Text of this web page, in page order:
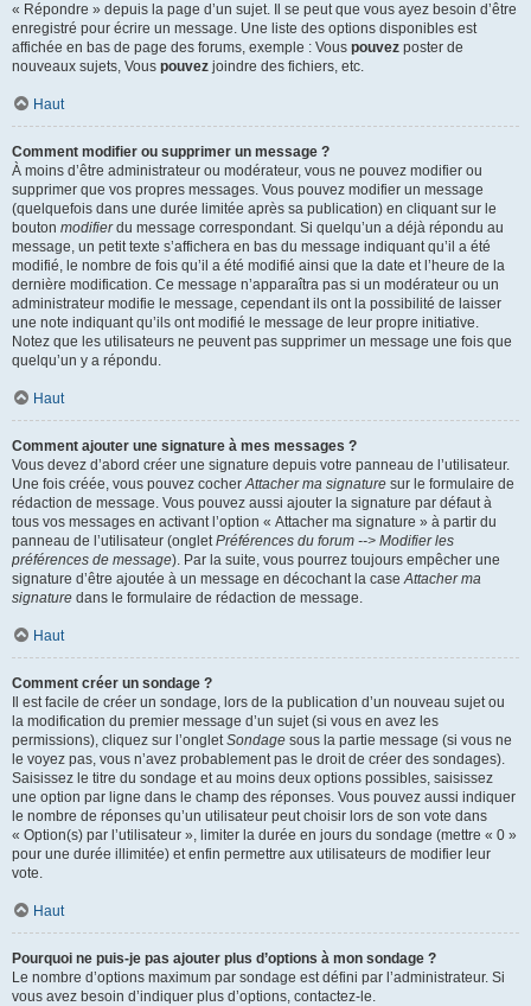
« Répondre » depuis la page d’un sujet. Il se peut que vous ayez besoin d’être
enregistré pour écrire un message. Une liste des options disponibles est
affichée en bas de page des forums, exemple : Vous pouvez poster de
nouveaux sujets, Vous pouvez joindre des fichiers, etc.
Haut
Comment modifier ou supprimer un message ?
À moins d’être administrateur ou modérateur, vous ne pouvez modifier ou
supprimer que vos propres messages. Vous pouvez modifier un message
(quelquefois dans une durée limitée après sa publication) en cliquant sur le
bouton modifierdu message correspondant. Si quelqu’un a déjà répondu au
message, un petit texte s’affichera en bas du message indiquant qu’il a été
modifié, le nombre de fois qu’il a été modifié ainsi que la date et l’heure de la
dernière modification. Ce message n’apparaîtra pas si un modérateur ou un
administrateur modifie le message, cependant ils ont la possibilité de laisser
une note indiquant qu’ils ont modifié le message de leur propre initiative.
Notez que les utilisateurs ne peuvent pas supprimer un message une fois que
quelqu’un y a répondu.
Haut
Comment ajouter une signature à mes messages ?
Vous devez d’abord créer une signature depuis votre panneau de l’utilisateur.
Une fois créée, vous pouvez cocherAttacher ma signature sur le formulaire de
rédaction de message. Vous pouvez aussi ajouter la signature par défaut à
tous vos messages en activant l’option « Attacher ma signature » à partir du
panneau de l’utilisateur (ongletPréférences du forum --> Modifier les
préférences de message). Par la suite, vous pourrez toujours empêcher une
signature d’être ajoutée à un message en décochant la caseAttacher ma
signature dans le formulaire de rédaction de message.
Haut
Comment créer un sondage ?
Il est facile de créer un sondage, lors de la publication d’un nouveau sujet ou
la modification du premier message d’un sujet (si vous en avez les
permissions), cliquez sur l’ongletSondage sous la partie message (si vous ne
le voyez pas, vous n’avez probablement pas le droit de créer des sondages).
Saisissez le titre du sondage et au moins deux options possibles, saisissez
une option par ligne dans le champ des réponses. Vous pouvez aussi indiquer
le nombre de réponses qu’un utilisateur peut choisir lors de son vote dans
« Option(s) par l’utilisateur », limiter la durée en jours du sondage (mettre « 0 »
pour une durée illimitée) et enfin permettre aux utilisateurs de modifier leur
vote.
Haut
Pourquoi ne puis-je pas ajouter plus d’options à mon sondage ?
Le nombre d’options maximum par sondage est défini par l’administrateur. Si
vous avez besoin d’indiquer plus d’options, contactez-le.